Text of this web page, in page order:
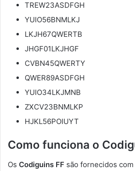
TREW23ASDFGH
YUIO56BNMLKJ
LKJH67QWERTB
JHGF01LKJHGF
CVBN45QWERTY
QWER89ASDFGH
YUIO34LKJMNB
ZXCV23BNMLKP
HJKL56POIUYT
Como funciona o
Os Codiguins FF são fornecidos